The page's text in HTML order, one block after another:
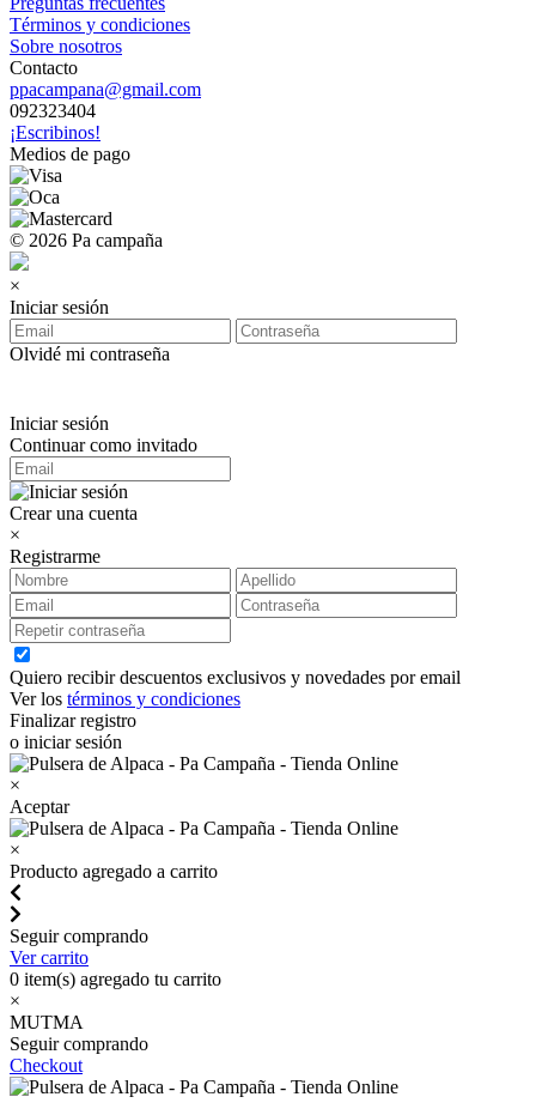
Términos y condiciones
Sobre nosotros
Contacto
ppacampana@gmail.com
092323404
¡Escribinos!
Medios de pago
© 2026 Pa campaña
×
Iniciar sesión
Olvidé mi contraseña
Iniciar sesión
Continuar como invitado
Crear una cuenta
×
Registrarme
Quiero recibir descuentos exclusivos y novedades por email
Ver los términos y condiciones
Finalizar registro
o iniciar sesión
×
Aceptar
×
Producto agregado a carrito
Seguir comprando
Ver carrito
0 item(s) agregado tu carrito
×
MUTMA
Seguir comprando
Checkout